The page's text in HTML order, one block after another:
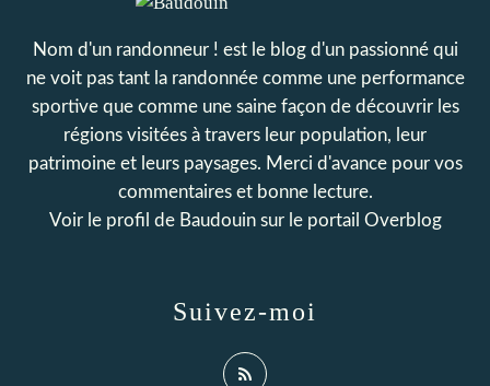
Suivez-moi
Nom d'un randonneur ! est le blog d'un passionné qui
ne voit pas tant la randonnée comme une performance
sportive que comme une saine façon de découvrir les
régions visitées à travers leur population, leur
patrimoine et leurs paysages. Merci d'avance pour vos
commentaires et bonne lecture.
Voir le profil de Baudouinsur le portail Overblog